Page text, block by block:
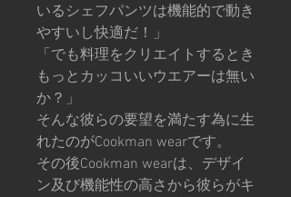
いるシェフパンツは機能的で動き
やすいし快適だ！」
「でも料理をクリエイトするとき
もっとカッコいいウエアーは無い
か？」
そんな彼らの要望を満たす為に生
れたのがCookman wearです。
その後Cookman wearは、デザイ
ン及び機能性の高さから彼らがキ